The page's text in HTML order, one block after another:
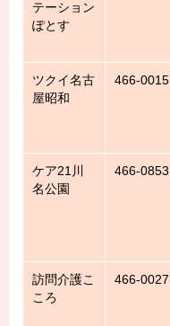
テーション
ぽとす
ツクイ名古
屋昭和
466-0015
ケア21川
名公園
466-0853
訪問介護こ
ころ
466-0027